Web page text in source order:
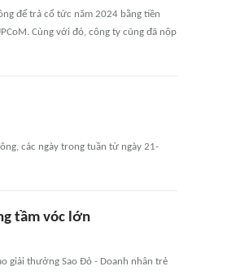
để trả cổ tức năm 2024 bằng tiền
Cùng với đó, công ty cũng đã nộp
các ngày trong tuần từ ngày 21-
tầm vóc lớn
giải thưởng Sao Đỏ - Doanh nhân trẻ